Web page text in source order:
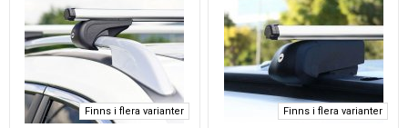
Finns i flera varianter Finns i flera varianter